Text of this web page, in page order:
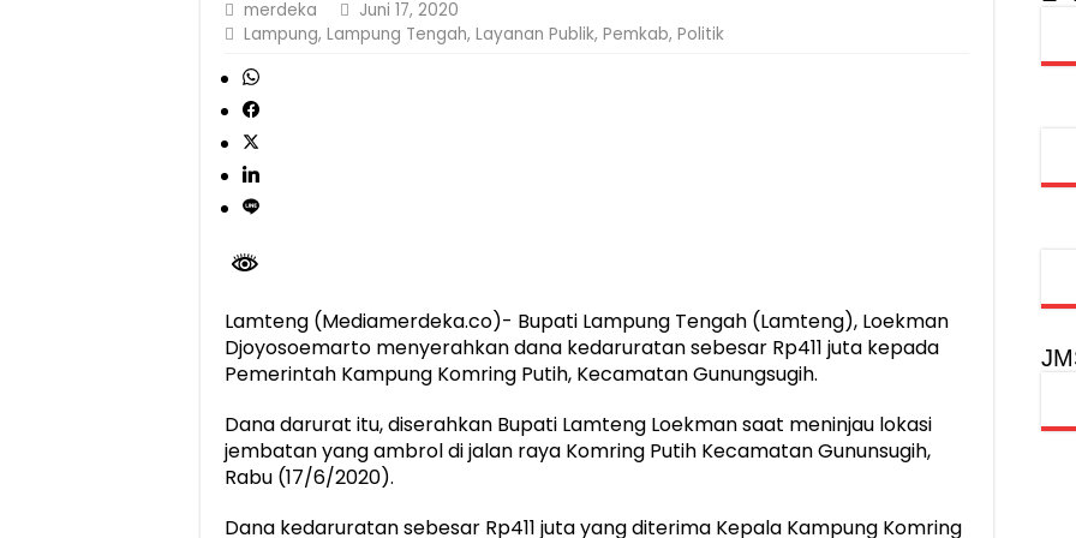
Dirut Jasa Raharja Dampingi Wamenhub Tinjau Penanganan Korban KM Mutiara Sentosa II di RS PHC Surabaya
Jasa Raharja Jamin Seluruh Korban Kebakaran KM Mutiara Sentosa II di Perairan Sumenep
Gubernur Mirza Ajak IAI Darul Fattah Cetak SDM Adaptif Berlandaskan Nilai Agama
Purnama Wulan Sari Mirza Buka SiSeSa Roadshow Lampung 2026, Dorong Kolaborasi Industri Kreatif dan
merdeka
Juni 17, 2020
Lampung, Lampung Tengah, Layanan Publik, Pemkab, Politik
Lamteng (Mediamerdeka.co)- Bupati Lampung Tengah (Lamteng), Loekman
Djoyosoemarto menyerahkan dana kedaruratan sebesar Rp411 juta kepada
Pemerintah Kampung Komring Putih, Kecamatan Gunungsugih.
Dana darurat itu, diserahkan Bupati Lamteng Loekman saat meninjau lokasi
jembatan yang ambrol di jalan raya Komring Putih Kecamatan Gununsugih,
Rabu (17/6/2020).
Dana kedaruratan sebesar Rp411 juta yang diterima Kepala Kampung Komring